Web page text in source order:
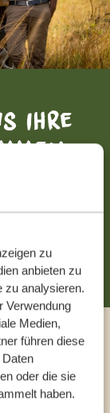
zu
anbieten zu
zu analysieren.
Verwendung
Medien,
führen diese
oder die sie
haben.
Ihre